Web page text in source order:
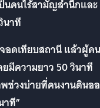
นคนไร้สามัญสำนึกและ
นาที
อดเทียบสถานี แล้วผู้คน
มีความยาว 50 วินาที
ช่วงบ่ายที่คนงานดินอ
าที”